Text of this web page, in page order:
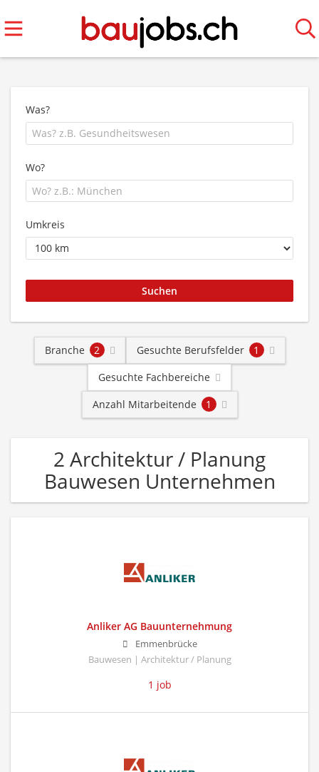
Was?
Wo?
Umkreis
Branche 2 Gesuchte Berufsfelder
1
Gesuchte Fachbereiche
Anzahl Mitarbeitende
1
2 Architektur / Planung
Bauwesen Unternehmen
Anliker AG Bauunternehmung
Emmenbrücke
Bauwesen | Architektur / Planung
1 job